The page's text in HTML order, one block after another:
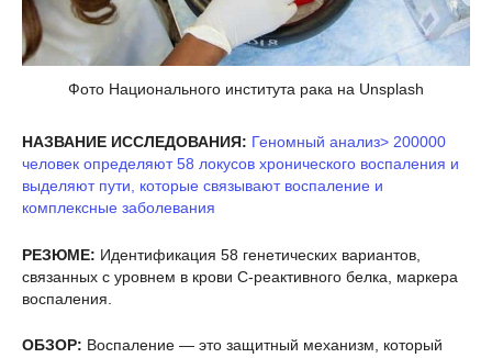
Фото Национального института рака на Unsplash
НАЗВАНИЕ ИССЛЕДОВАНИЯ: Геномный анализ> 200000
человек определяют 58 локусов хронического воспаления и
выделяют пути, которые связывают воспаление и
комплексные заболевания
РЕЗЮМЕ: Идентификация 58 генетических вариантов,
связанных с уровнем в крови С-реактивного белка, маркера
воспаления.
ОБЗОР: Воспаление — это защитный механизм, который